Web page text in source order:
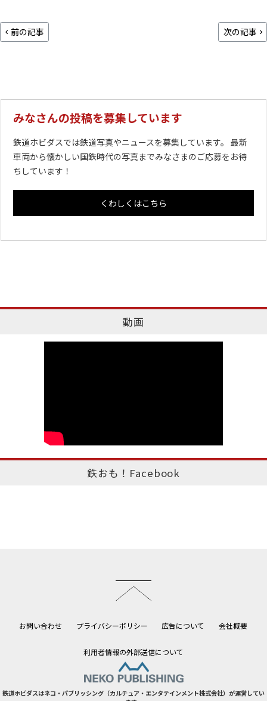
前の記事 次の記事
みなさんの投稿を募集しています
鉄道ホビダスでは鉄道写真やニュースを募集しています。 最新
車両から懐かしい国鉄時代の写真までみなさまのご応募をお待
ちしています！
くわしくはこちら
動画
鉄おも！Facebook
お問い合わせ プライバシーポリシー 広告について 会社概要
利用者情報の外部送信について
鉄道ホビダスはネコ・パブリッシング（カルチュア・エンタテインメント株式会社）が運営してい